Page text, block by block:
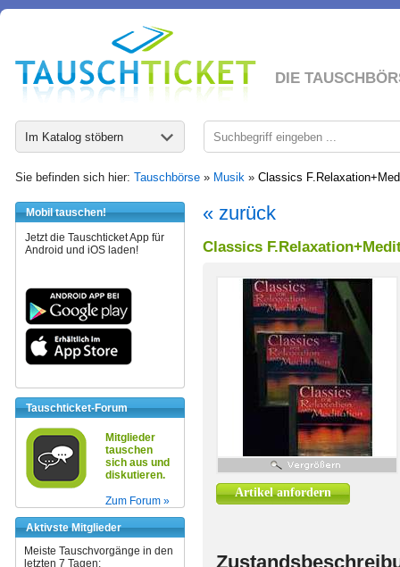
DIE
Im Katalog stöbern
Sie befinden sich hier: Tauschbörse » Musik » Classics
Mobil tauschen!
Jetzt die Tauschticket App für
Android und iOS laden!
Tauschticket-Forum
Mitglieder
tauschen
sich aus und
diskutieren.
Zum Forum »
Aktivste Mitglieder
Meiste Tauschvorgänge in den
letzten 7 Tagen:
« zurück
Classics
Artikel anfordern